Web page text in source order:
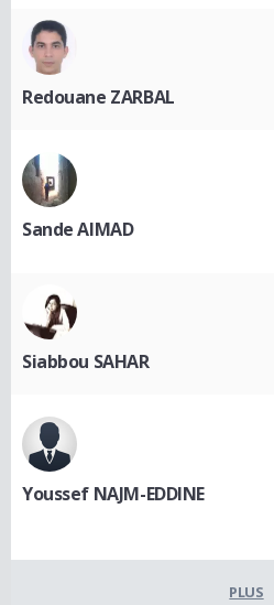
Redouane ZARBAL
Sande AIMAD
Siabbou SAHAR
Youssef NAJM-EDDINE
PLUS